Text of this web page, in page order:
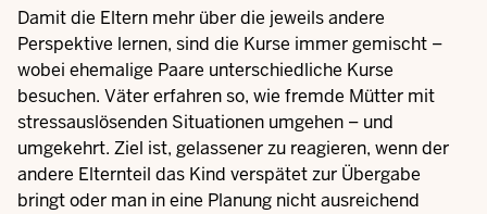
Damit die Eltern mehr über die jeweils andere
Perspektive lernen, sind die Kurse immer gemischt –
wobei ehemalige Paare unterschiedliche Kurse
besuchen. Väter erfahren so, wie fremde Mütter mit
stressauslösenden Situationen umgehen – und
umgekehrt. Ziel ist, gelassener zu reagieren, wenn der
andere Elternteil das Kind verspätet zur Übergabe
bringt oder man in eine Planung nicht ausreichend